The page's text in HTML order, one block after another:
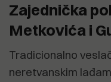
Zajednička
Metkovića i
Tradicionalno
neretvanskim